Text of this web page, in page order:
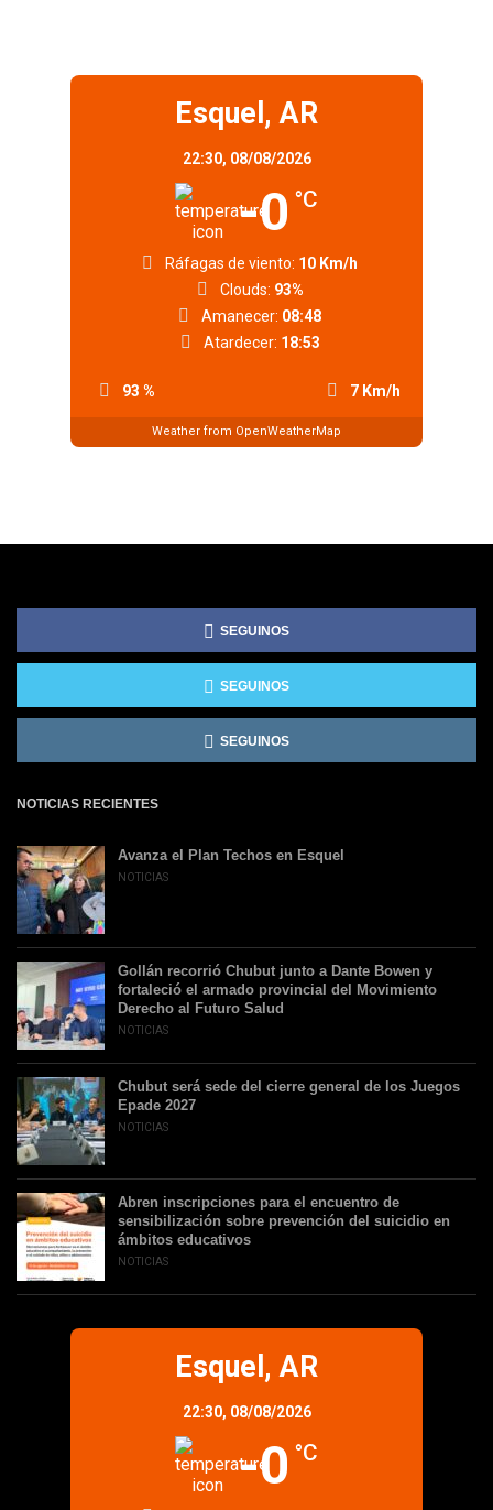
Esquel, AR
22:30, 08/08/2026
-0 °C
93 % 7 Km/h
Ráfagas de viento: 10 Km/h
Clouds: 93%
Amanecer: 08:48
Atardecer: 18:53
Weather from OpenWeatherMap
SEGUINOS
SEGUINOS
SEGUINOS
NOTICIAS RECIENTES
Avanza el Plan Techos en Esquel
NOTICIAS
Gollán recorrió Chubut junto a Dante Bowen y
fortaleció el armado provincial del Movimiento
Derecho al Futuro Salud
NOTICIAS
Chubut será sede del cierre general de los Juegos
Epade 2027
NOTICIAS
Abren inscripciones para el encuentro de
sensibilización sobre prevención del suicidio en
ámbitos educativos
NOTICIAS
Esquel, AR
22:30, 08/08/2026
-0 °C